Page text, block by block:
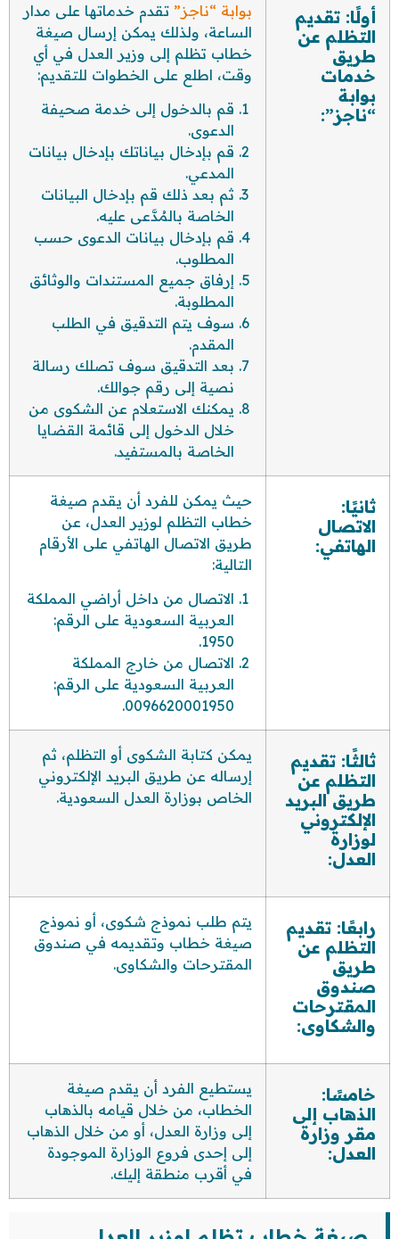
أولًا: تقديم
التظلم عن
طريق
خدمات
بوابة
“ناجز”:
بوابة “ناجز” تقدم خدماتها على مدار
الساعة، ولذلك يمكن إرسال صيغة
خطاب تظلم إلى وزير العدل في أي
وقت، اطلع على الخطوات للتقديم:
قم بالدخول إلى خدمة صحيفة
الدعوى.
قم بإدخال بياناتك بإدخال بيانات
المدعي.
ثم بعد ذلك قم بإدخال البيانات
الخاصة بالمُدَّعى عليه.
قم بإدخال بيانات الدعوى حسب
المطلوب.
إرفاق جميع المستندات والوثائق
المطلوبة.
سوف يتم التدقيق في الطلب
المقدم.
بعد التدقيق سوف تصلك رسالة
نصية إلى رقم جوالك.
يمكنك الاستعلام عن الشكوى من
خلال الدخول إلى قائمة القضايا
الخاصة بالمستفيد.
ثانيًا:
الاتصال
الهاتفي:
حيث يمكن للفرد أن يقدم صيغة
خطاب التظلم لوزير العدل، عن
طريق الاتصال الهاتفي على الأرقام
التالية:
الاتصال من داخل أراضي المملكة
العربية السعودية على الرقم:
1950.
الاتصال من خارج المملكة
العربية السعودية على الرقم:
0096620001950.
ثالثًا: تقديم
التظلم عن
طريق البريد
الإلكتروني
لوزارة
العدل:
يمكن كتابة الشكوى أو التظلم، ثم
إرساله عن طريق البريد الإلكتروني
الخاص بوزارة العدل السعودية.
رابعًا: تقديم
التظلم عن
طريق
صندوق
المقترحات
والشكاوى:
يتم طلب نموذج شكوى، أو نموذج
صيغة خطاب وتقديمه في صندوق
المقترحات والشكاوى.
خامسًا:
الذهاب إلى
مقر وزارة
العدل:
يستطيع الفرد أن يقدم صيغة
الخطاب، من خلال قيامه بالذهاب
إلى وزارة العدل، أو من خلال الذهاب
إلى إحدى فروع الوزارة الموجودة
في أقرب منطقة إليك.